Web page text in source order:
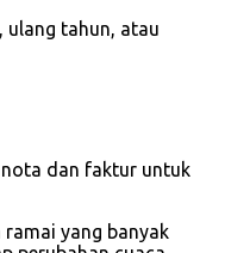
ulang tahun, atau
dan faktur untuk
yang banyak